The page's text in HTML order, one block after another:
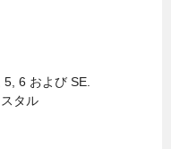
6 および SE.
タル